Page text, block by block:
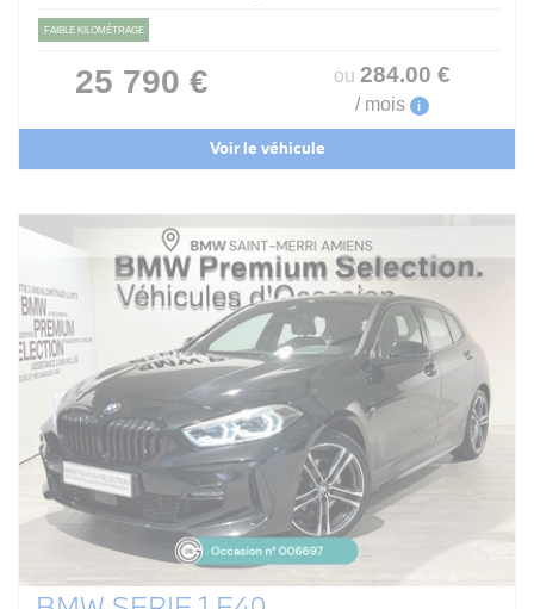
FAIBLE KILOMÉTRAGE
25 790 € ou 284.00 €
/ mois i
Voir le véhicule